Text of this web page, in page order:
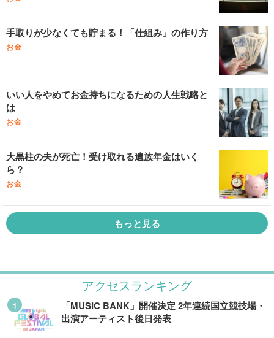
手取りが少なくても貯まる！「仕組み」の作り方
お金
いい人をやめてお金持ちになるための人生戦略と
は
お金
大黒柱の夫が死亡！受け取れる遺族年金はいく
ら？
お金
もっと見る
アクセスランキング
「MUSIC BANK」開催決定 2年連続国立競技場・
出演アーティスト後日発表